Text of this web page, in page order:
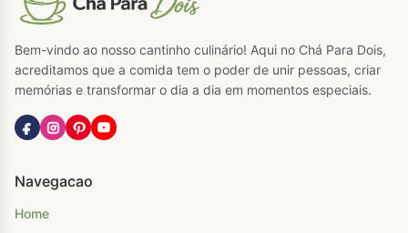
Bem-vindo ao nosso cantinho culinário! Aqui no Chá Para Dois,
acreditamos que a comida tem o poder de unir pessoas, criar
memórias e transformar o dia a dia em momentos especiais.
Navegacao
Home